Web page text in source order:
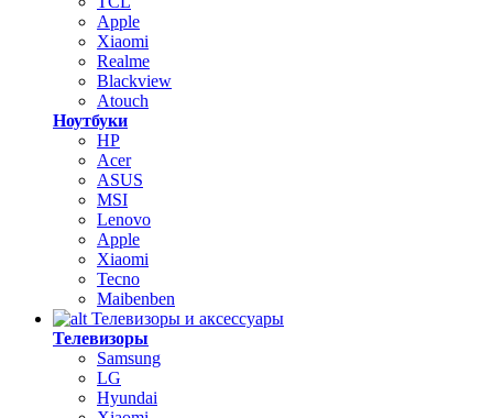
Apple
Xiaomi
Realme
Blackview
Atouch
Ноутбуки
HP
Acer
ASUS
MSI
Lenovo
Apple
Xiaomi
Tecno
Maibenben
Телевизоры и аксессуары
Телевизоры
Samsung
LG
Hyundai